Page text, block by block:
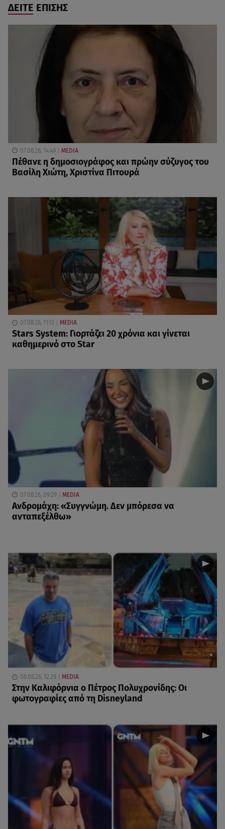
ΔΕΙΤΕ ΕΠΙΣΗΣ
07.08.26, 14:49 MEDIA
Πέθανε η δημοσιογράφος και πρώην σύζυγος του
Βασίλη Χιώτη, Χριστίνα Πιτουρά
07.08.26, 11:13 MEDIA
Stars System: Γιορτάζει 20 χρόνια και γίνεται
καθημερινό στο Star
07.08.26, 09:29 MEDIA
Ανδρομάχη: «Συγγνώμη. Δεν μπόρεσα να
ανταπεξέλθω»
06.08.26, 12:29 MEDIA
Στην Καλιφόρνια ο Πέτρος Πολυχρονίδης: Οι
φωτογραφίες από τη Disneyland